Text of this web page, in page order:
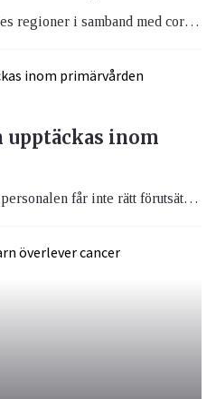
Trots att drygt hälften av landes regioner i samband med coronapandemin valt att helt eller delvis pausat cellprovtagning för livmoderhalscancer dröjer Socialstyrelsen med beslut om att kunna erbjuda kvinnor självtest för HPV-virus.
upptäckas inom
Primärvården är eftersatt och personalen får inte rätt förutsättningar att identifiera patienter där cancer kan misstänkas.